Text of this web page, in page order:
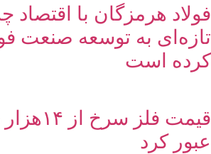
فولاد هرمزگان با
تازه‌ای به توسعه صنعت
کرده است
قیمت فلز
عبور کرد